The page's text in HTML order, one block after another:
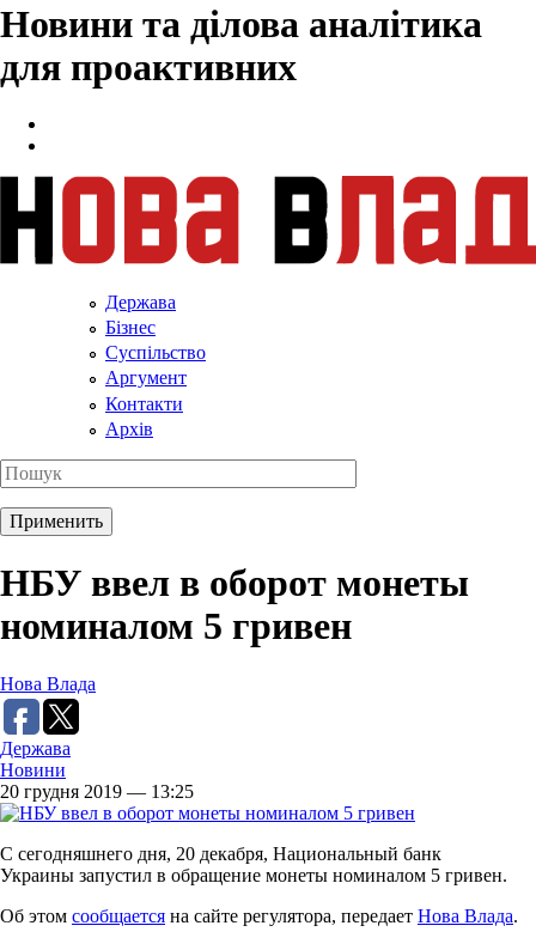
Новини та ділова аналітика
для проактивних
Держава
Бізнес
Суспільство
Аргумент
Контакти
Архів
НБУ ввел в оборот монеты
номиналом 5 гривен
Нова Влада
Держава
Новини
20 грудня 2019 — 13:25
С сегодняшнего дня, 20 декабря, Национальный банк
Украины запустил в обращение монеты номиналом 5 гривен.
Об этом сообщается на сайте регулятора, передает Нова Влада.